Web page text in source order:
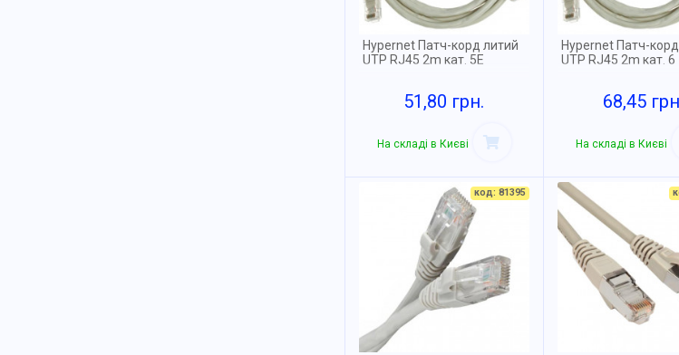
Hypernet Патч-корд литий
UTP RJ45 2m кат. 5Е
51,80 грн.
На складі в Києві
Hypernet Патч-
UTP RJ45 2m кат. 6
68,45
На складі в Києві
код: 81395